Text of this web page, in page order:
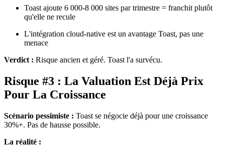
Toast ajoute 6 000-8 000 sites par trimestre = franchit plutôt
qu'elle ne recule
L'intégration cloud-native est un avantage Toast, pas une
menace
Verdict : Risque ancien et géré. Toast l'a survécu.
Risque #3 : La Valuation Est Déjà Prix
Pour La Croissance
Scénario pessimiste : Toast se négocie déjà pour une croissance
30%+. Pas de hausse possible.
La réalité :